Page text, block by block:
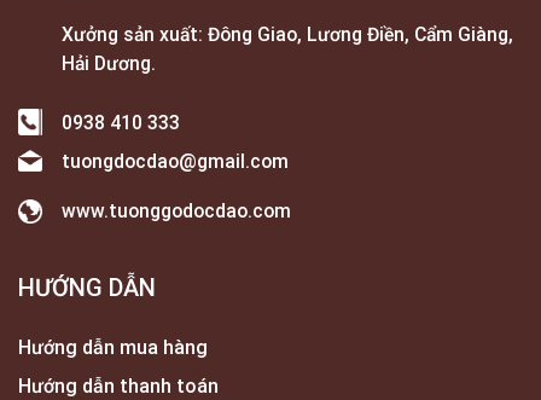
Xưởng sản xuất: Đông Giao, Lương Điền, Cẩm Giàng,
Hải Dương.
0938 410 333
tuongdocdao@gmail.com
www.tuonggodocdao.com
HƯỚNG DẪN
Hướng dẫn mua hàng
Hướng dẫn thanh toán